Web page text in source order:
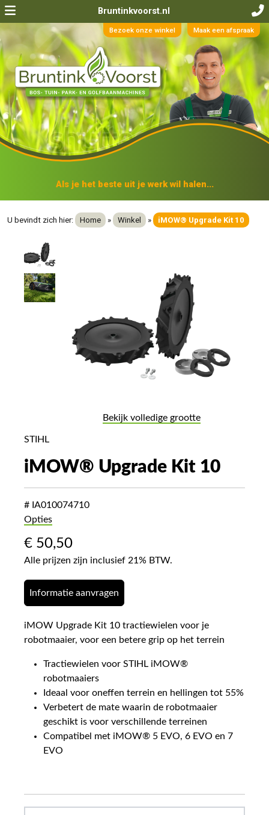
Bruntinkvoorst.nl
Bezoek onze winkel Maak een afspraak
Als je het beste uit je werk wil halen...
U bevindt zich hier: Home » Winkel » iMOW® Upgrade Kit 10
Bekijk volledige grootte
STIHL
iMOW® Upgrade Kit 10
# IA010074710
Opties
€ 50,50
Alle prijzen zijn inclusief 21% BTW.
Informatie aanvragen
iMOW Upgrade Kit 10 tractiewielen voor je
robotmaaier, voor een betere grip op het terrein
Tractiewielen voor STIHL iMOW®
robotmaaiers
Ideaal voor oneffen terrein en hellingen tot 55%
Verbetert de mate waarin de robotmaaier
geschikt is voor verschillende terreinen
Compatibel met iMOW® 5 EVO, 6 EVO en 7
EVO